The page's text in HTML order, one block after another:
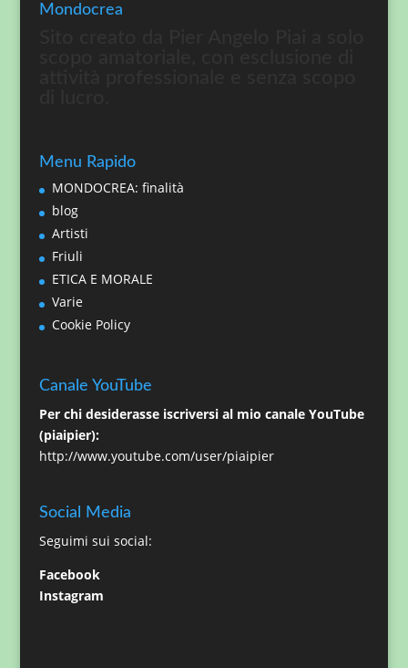
Mondocrea
Menu Rapido
MONDOCREA: finalità
blog
Artisti
Friuli
ETICA E MORALE
Varie
Cookie Policy
Canale YouTube
Per chi desiderasse iscriversi al mio canale YouTube
(piaipier):
http://www.youtube.com/user/piaipier
Social Media
Seguimi sui social:
Facebook
Instagram